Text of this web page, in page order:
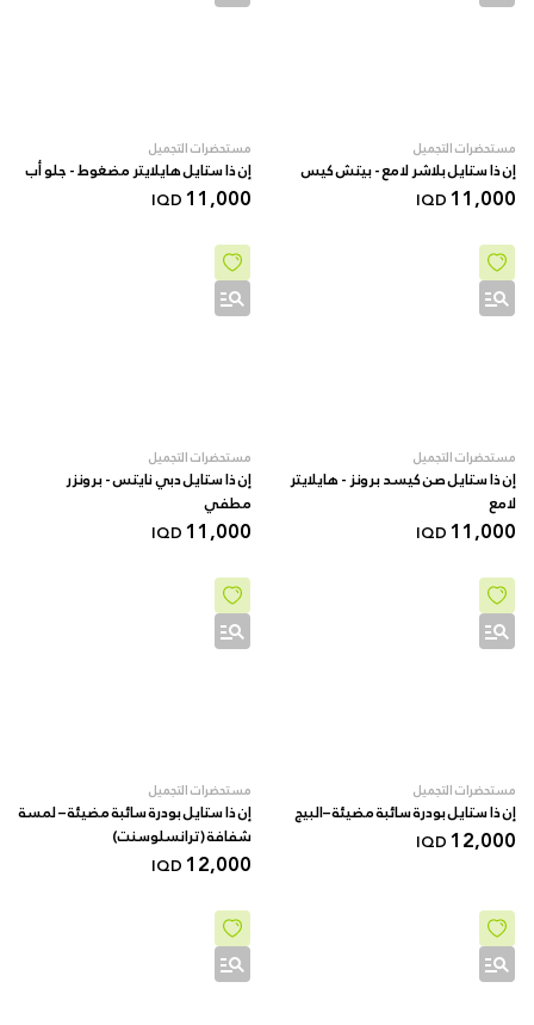
مستحضرات التجميل
إن ذا ستايل بلاشر لامع - بيتش كيس
11,000
IQD
مستحضرات التجميل
إن ذا ستايل هايلايتر مضغوط - جلو أب
11,000
IQD
مستحضرات التجميل
إن ذا ستايل صن كيسد برونز - هايلايتر
لامع
11,000
IQD
مستحضرات التجميل
إن ذا ستايل دبي نايتس - برونزر
مطفي
11,000
IQD
مستحضرات التجميل
إن ذا ستايل بودرة سائبة مضيئة –البيج
12,000
IQD
مستحضرات التجميل
إن ذا ستايل بودرة سائبة مضيئة – لمسة
شفافة (ترانسلوسنت)
12,000
IQD